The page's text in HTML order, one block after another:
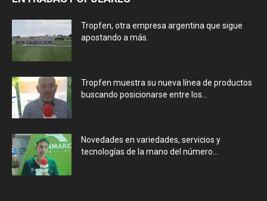
Tropfen, otra empresa argentina que sigue
apostando a más.
Tropfen muestra su nueva línea de productos
buscando posicionarse entre los...
Novedades en variedades, servicios y
tecnologías de la mano del número...